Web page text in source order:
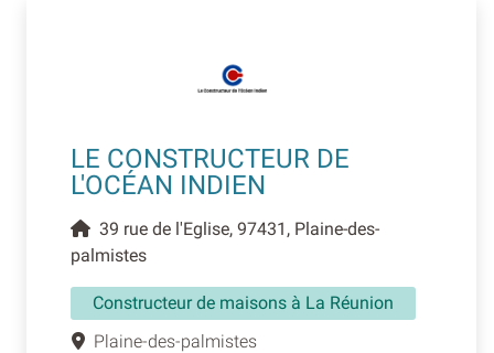
LE CONSTRUCTEUR DE
L'OCÉAN INDIEN
39 rue de l'Eglise, 97431, Plaine-des-
palmistes
Constructeur de maisons à La Réunion
Plaine-des-palmistes